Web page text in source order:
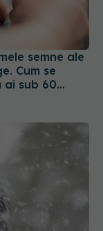
semne ale
Cum se